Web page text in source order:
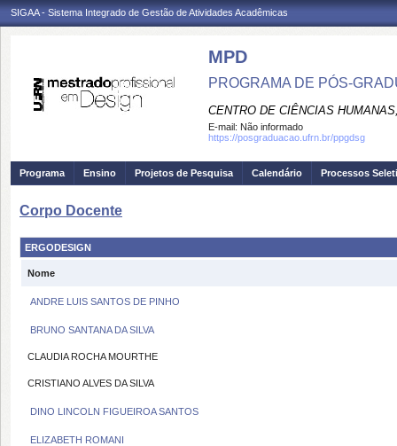
SIGAA - Sistema Integrado de Gestão de Atividades Acadêmicas
MPD
PROGRAMA DE PÓS-
CENTRO DE CIÊNCIAS
E-mail: Não informado
https://posgraduacao.ufrn.br/ppgdsg
Programa Ensino Projetos de Pesquisa Calendário Processos
Corpo Docente
ERGODESIGN
Nome
ANDRE LUIS SANTOS DE PINHO
BRUNO SANTANA DA SILVA
CLAUDIA ROCHA MOURTHE
CRISTIANO ALVES DA SILVA
DINO LINCOLN FIGUEIROA SANTOS
ELIZABETH ROMANI